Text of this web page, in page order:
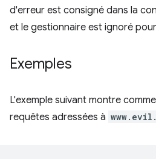
d'erreur est consigné dans la
et le gestionnaire est ignoré
Exemples
L'exemple suivant montre
requêtes adressées à